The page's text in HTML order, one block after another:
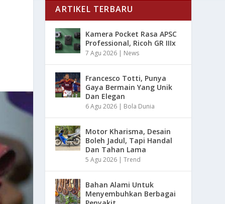
ARTIKEL TERBARU
Kamera Pocket Rasa APSC
Professional, Ricoh GR IIIx
7 Agu 2026 | News
Francesco Totti, Punya
Gaya Bermain Yang Unik
Dan Elegan
6 Agu 2026 | Bola Dunia
Motor Kharisma, Desain
Boleh Jadul, Tapi Handal
Dan Tahan Lama
5 Agu 2026 |Trend
Bahan Alami Untuk
Menyembuhkan Berbagai